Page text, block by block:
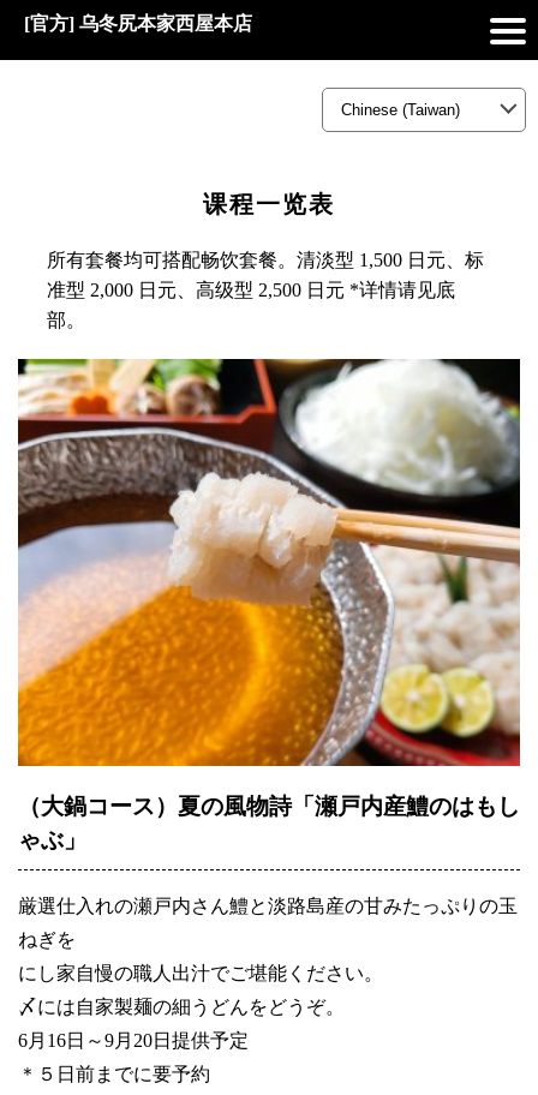
[官方] 乌冬尻本家西屋本店
课程一览表
所有套餐均可搭配畅饮套餐。清淡型 1,500 日元、标
准型 2,000 日元、高级型 2,500 日元 *详情请见底
部。
（大鍋コース）夏の風物詩「瀬戸内産鱧のはもし
ゃぶ」
厳選仕入れの瀬戸内さん鱧と淡路島産の甘みたっぷりの玉
ねぎを
にし家自慢の職人出汁でご堪能ください。
〆には自家製麺の細うどんをどうぞ。
6月16日～9月20日提供予定
＊５日前までに要予約